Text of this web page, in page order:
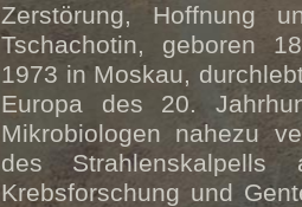
Zerstörung, Hoffnung
Tschachotin, geboren
1973 in Moskau,
Europa des 20.
Mikrobiologen nahezu
des
Krebsforschung und